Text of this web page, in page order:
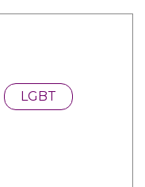
LGBT